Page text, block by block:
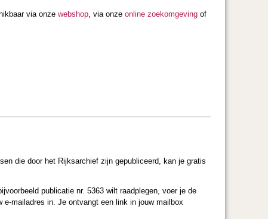
via onze webshop , via onze online zoekomgeving of
die door het Rijksarchief zijn gepubliceerd, kan je gratis
publicatie nr. 5363 wilt raadplegen, voer je de
mailadres in. Je ontvangt een link in jouw mailbox